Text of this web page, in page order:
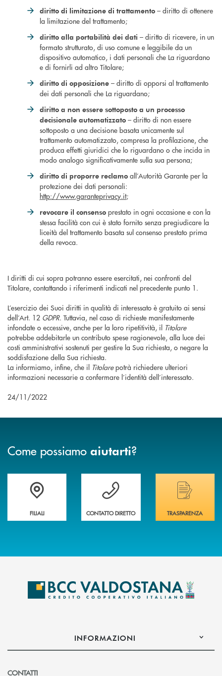
diritto di limitazione di trattamento – diritto di ottenere
la limitazione del trattamento;
diritto alla portabilità dei dati – diritto di ricevere, in un
formato strutturato, di uso comune e leggibile da un
dispositivo automatico, i dati personali che La riguardano
e di fornirli ad altro Titolare;
diritto di opposizione – diritto di opporsi al trattamento
dei dati personali che La riguardano;
diritto a non essere sottoposto a un processo
decisionale automatizzato – diritto di non essere
sottoposto a una decisione basata unicamente sul
trattamento automatizzato, compresa la profilazione, che
produca effetti giuridici che lo riguardano o che incida in
modo analogo significativamente sulla sua persona;
diritto di proporre reclamo all’Autorità Garante per la
protezione dei dati personali:
http://www.garanteprivacy.it;
revocare il consenso prestato in ogni occasione e con la
stessa facilità con cui è stato fornito senza pregiudicare la
liceità del trattamento basata sul consenso prestato prima
della revoca.
I diritti di cui sopra potranno essere esercitati, nei confronti del
Titolare, contattando i riferimenti indicati nel precedente punto 1.
L’esercizio dei Suoi diritti in qualità di interessato è gratuito ai sensi
dell’Art. 12 GDPR. Tuttavia, nel caso di richieste manifestamente
infondate o eccessive, anche per la loro ripetitività, il Titolare
potrebbe addebitarle un contributo spese ragionevole, alla luce dei
costi amministrativi sostenuti per gestire la Sua richiesta, o negare la
soddisfazione della Sua richiesta.
La informiamo, infine, che il Titolarepotrà richiedere ulteriori
informazioni necessarie a confermare l’identità dell’interessato.
24/11/2022
Come possiamo aiutarti?
Trova la filiale più vicina a te
FILIALI
Hai bisogno di assistenza immediata ?
CONTATTO DIRETTO
Hai bisogno di
TRASPARENZA
INFORMAZIONI
CONTATTI